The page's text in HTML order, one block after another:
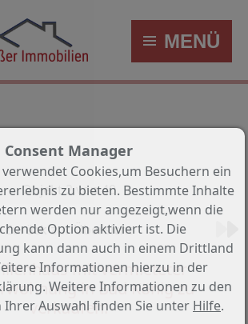
MENÜ
Objekt 2 von 40
Zurück zur Übersicht
mit vermieteter
in Bad König zu
verkaufen!
Consent Manager
Cookies,um Besuchern ein
zu bieten. Bestimmte Inhalte
werden nur angezeigt,wenn die
Option aktiviert ist. Die
kann dann auch in einem Drittland
Informationen hierzu in der
Weitere Informationen zu den
Auswahl finden Sie unter Hilfe.